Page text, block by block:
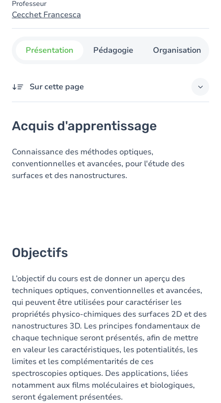
Professeur
Cecchet Francesca
Présentation Pédagogie Organisation
Sur cette page
Objectifs
Contenu
Table des matières
Acquis d'apprentissage
Connaissance des méthodes optiques,
conventionnelles et avancées, pour l'étude des
surfaces et des nanostructures.
Objectifs
L’objectif du cours est de donner un aperçu des
techniques optiques, conventionnelles et avancées,
qui peuvent être utilisées pour caractériser les
propriétés physico-chimiques des surfaces 2D et des
nanostructures 3D. Les principes fondamentaux de
chaque technique seront présentés, afin de mettre
en valeur les caractéristiques, les potentialités, les
limites et les complémentarités de ces
spectroscopies optiques. Des applications, liées
notamment aux films moléculaires et biologiques,
seront également présentées.